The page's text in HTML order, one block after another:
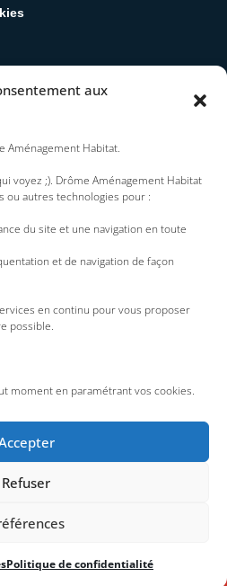
aux
Aménagement Habitat.
voyez ;). Drôme Aménagement Habitat
ou autres technologies pour :
du site et une navigation en toute
et de navigation de façon
en continu pour vous proposer
possible.
moment en paramétrant vos cookies.
Refuser
Politique de confidentialité
NOUS
L
i
k
e
i
R
s
s
I
n
s
t
a
r
m
|